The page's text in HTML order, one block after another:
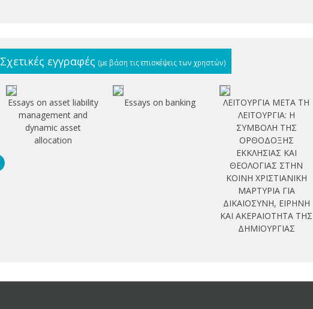
Σχετικές εγγραφές (με βάση τις επισκέψεις των χρηστών)
Essays on asset liability
management and
dynamic asset
allocation
Essays on banking
ΛΕΙΤΟΥΡΓΙΑ ΜΕΤΑ ΤΗ
ΛΕΙΤΟΥΡΓΙΑ: Η
ΣΥΜΒΟΛΗ ΤΗΣ
ΟΡΘΟΔΟΞΗΣ
ΕΚΚΛΗΣΙΑΣ ΚΑΙ
ΘΕΟΛΟΓΙΑΣ ΣΤΗΝ
ΚΟΙΝΗ ΧΡΙΣΤΙΑΝΙΚΗ
ΜΑΡΤΥΡΙΑ ΓΙΑ
ΔΙΚΑΙΟΣΥΝΗ, ΕΙΡΗΝΗ
ΚΑΙ ΑΚΕΡΑΙΟΤΗΤΑ ΤΗΣ
ΔΗΜΙΟΥΡΓΙΑΣ